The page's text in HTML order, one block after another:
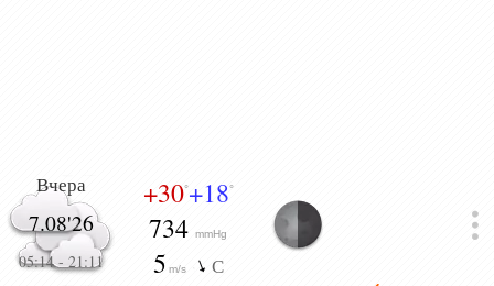
Вчера
7.08'26
05:14- 21:11
+30°+18°
734mmHg
5 m/s С